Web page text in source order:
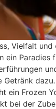
Vielfalt und
ein Paradies
Getränk
ein Frozen
bei der